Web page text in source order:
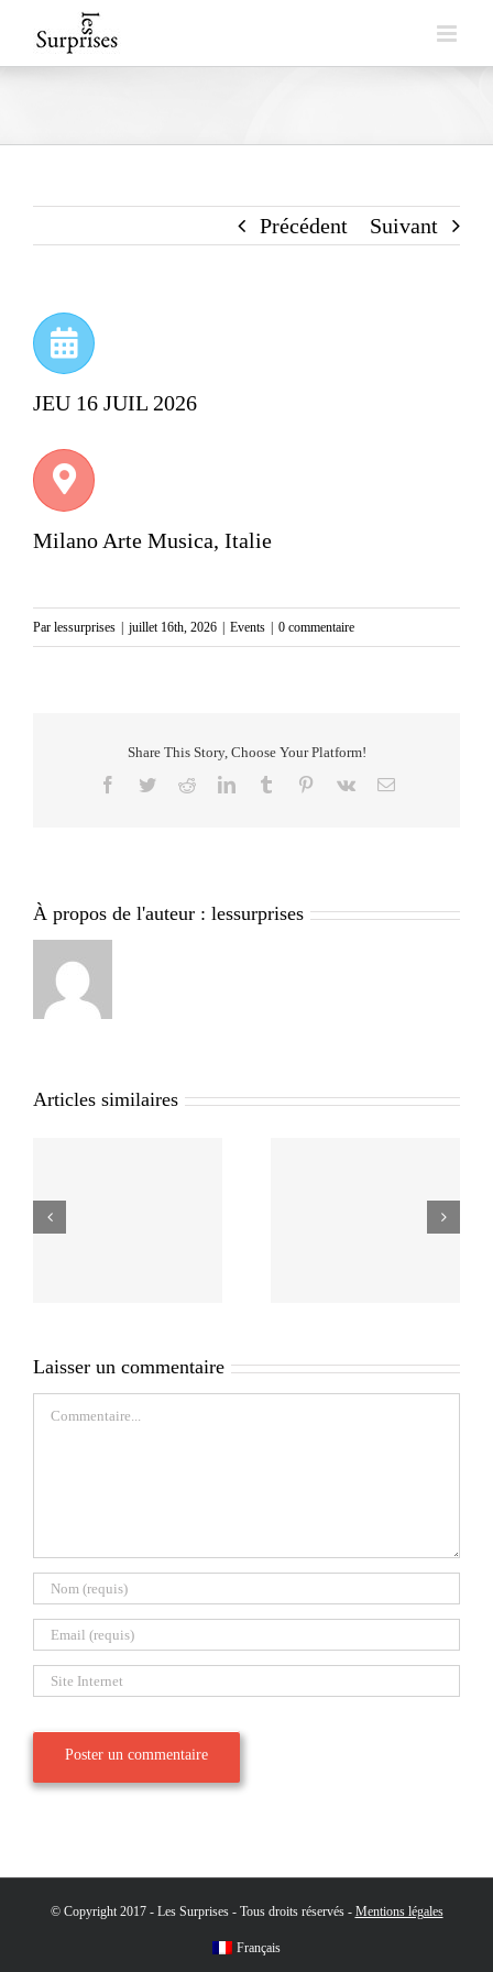
to
Précédent Suivant
JEU 16 JUIL 2026
Milano Arte Musica, Italie
Par lessurprises | juillet 16th, 2026 | Events | 0 commentaire
Share This Story, Choose Your Platform!
Facebook
TwitterRedditLinkedInTumblr Pinterest
Vk Email
À propos de l'auteur : lessurprises
Articles similaires
Laisser un commentaire
Commentaire
© Copyright 2017 - Les Surprises - Tous droits réservés - Mentions légales
Français